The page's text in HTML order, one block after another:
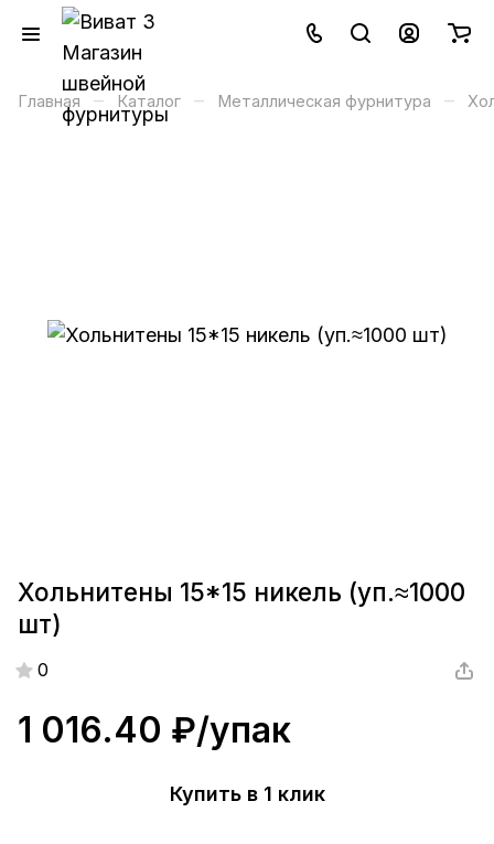
Главная – Каталог – Металлическая фурнитура –
Хольнитены 15*15 никель (уп.≈1000
шт)
0
1 016.40 ₽/упак
Купить в 1 клик